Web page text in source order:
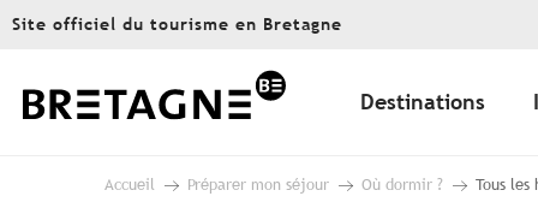
Aller
principal
Site officiel du tourisme en Bretagne
Destinations
Accueil Préparer mon séjour Où dormir ? Tous les